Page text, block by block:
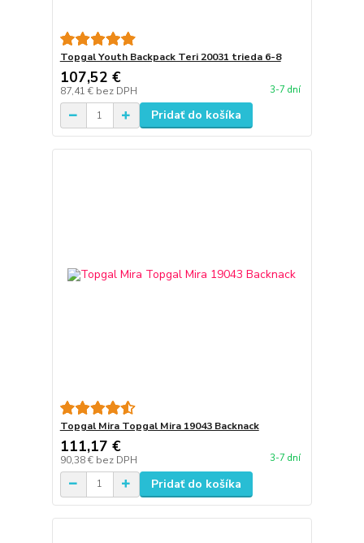
Topgal Youth Backpack Teri 20031 trieda 6-8
107,52 €
87,41 € bez DPH 3-7 dní
Pridať do košíka
Topgal Mira Topgal Mira 19043 Backnack
111,17 €
90,38 € bez DPH 3-7 dní
Pridať do košíka